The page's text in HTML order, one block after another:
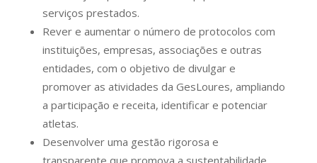
serviços prestados.
Rever e aumentar o número de protocolos com
instituições, empresas, associações e outras
entidades, com o objetivo de divulgar e
promover as atividades da GesLoures, ampliando
a participação e receita, identificar e potenciar
atletas.
Desenvolver uma gestão rigorosa e
transparente que promova a sustentabilidade